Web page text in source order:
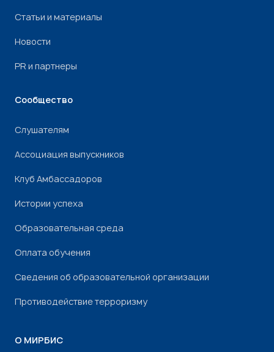
Статьи и материалы
Новости
PR и партнеры
Сообщество
Слушателям
Ассоциация выпускников
Клуб Амбассадоров
Истории успеха
Образовательная среда
Оплата обучения
Сведения об образовательной организации
Противодействие терроризму
О МИРБИС